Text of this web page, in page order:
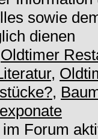
sowie
dienen
Oldtimer
,
,
Forum